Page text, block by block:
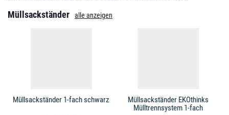
Müllsackständer alle anzeigen
Müllsackständer 1-fach schwarz
Müllsackständer EKOthinks
Mülltrennsystem 1-fach